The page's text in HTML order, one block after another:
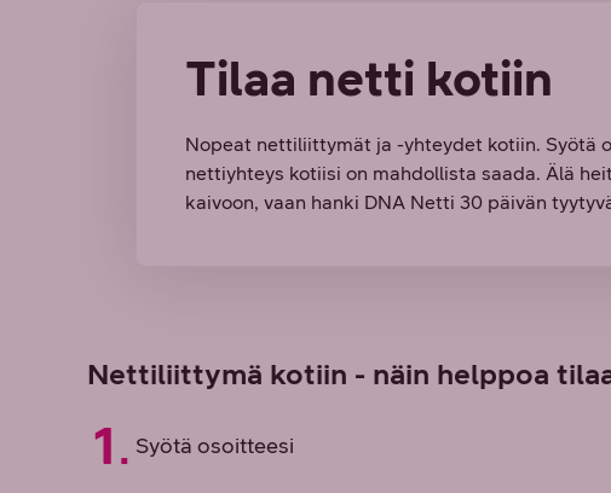
Tilaa netti kotiin
Nopeat nettiliittymät ja -yhteydet kotiin. Syötä
nettiyhteys kotiisi on mahdollista saada. Älä
kaivoon, vaan hanki DNA Netti 30 päivän
Nettiliittymä kotiin - näin helppoa
Syötä osoitteesi